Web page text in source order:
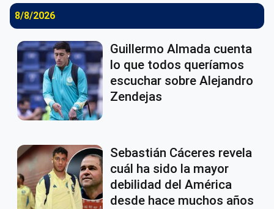
8/8/2026
Guillermo Almada cuenta
lo que todos queríamos
escuchar sobre Alejandro
Zendejas
Sebastián Cáceres revela
cuál ha sido la mayor
debilidad del América
desde hace muchos años